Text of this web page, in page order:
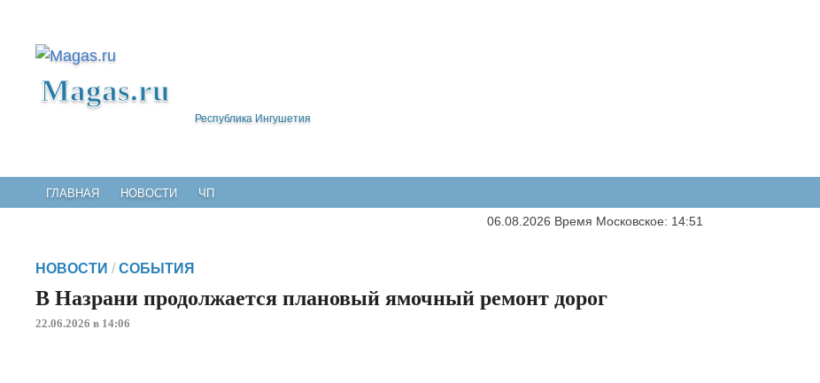
Magas.ru
Республика Ингушетия
ГЛАВНАЯ НОВОСТИ ЧП
06.08.2026 Время Московское: 14:51
НОВОСТИ / СОБЫТИЯ
В Назрани продолжается плановый ямочный ремонт дорог
22.06.2026 в 14:06